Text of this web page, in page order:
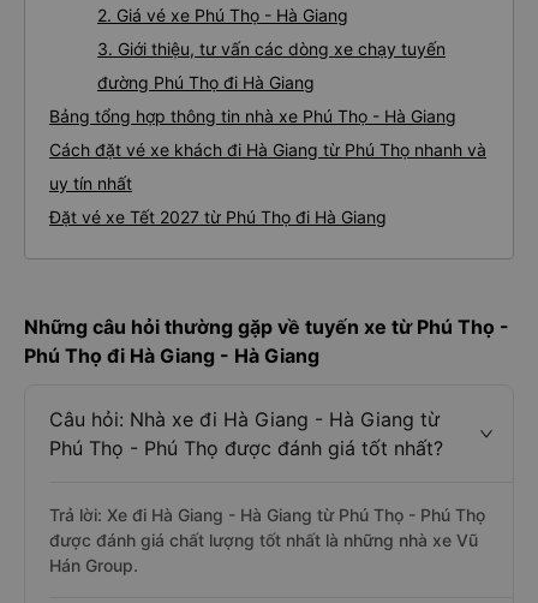
2. Giá vé xe Phú Thọ - Hà Giang
3. Giới thiệu, tư vấn các dòng xe chạy tuyến
đường Phú Thọ đi Hà Giang
Bảng tổng hợp thông tin nhà xe Phú Thọ - Hà Giang
Cách đặt vé xe khách đi Hà Giang từ Phú Thọ nhanh và
uy tín nhất
Đặt vé xe Tết 2027 từ Phú Thọ đi Hà Giang
Những câu hỏi thường gặp về tuyến xe từ Phú Thọ -
Phú Thọ đi Hà Giang - Hà Giang
Câu hỏi: Nhà xe đi Hà Giang - Hà Giang từ
Phú Thọ - Phú Thọ được đánh giá tốt nhất?
Trả lời: Xe đi Hà Giang - Hà Giang từ Phú Thọ - Phú Thọ
được đánh giá chất lượng tốt nhất là những nhà xe Vũ
Hán Group.